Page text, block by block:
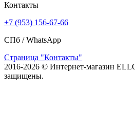
Контакты
+7 (953) 156-67-66
СПб /WhatsApp
Страница "Контакты"
2016-2026 © Интернет-магазин
защищены.